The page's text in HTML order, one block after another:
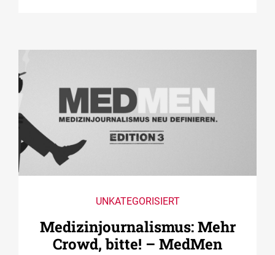
UNKATEGORISIERT
Medizin­journalismus: Mehr
Crowd, bitte! – MedMen